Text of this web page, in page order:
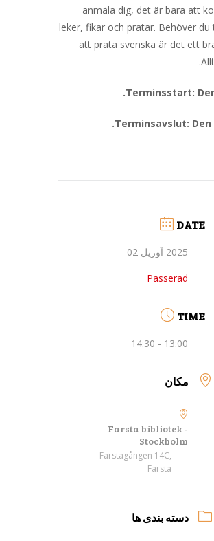
anmäla dig, det är bara att
leker, fikar och pratar. Behöver du
att prata svenska är det ett
Terminsstart:
Terminsavslut: Den
DATE
2025 آوریل 02
Passerad
TIME
13:00 - 14:30
مکان
Farsta bibliotek -
Stockholm
Farstagången 14C,
Farsta
دسته بندی ها